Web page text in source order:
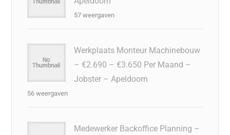
57 weergaven
Werkplaats Monteur Machinebouw
– €2.690 – €3.650 Per Maand –
Jobster – Apeldoorn
56 weergaven
Medewerker Backoffice Planning –